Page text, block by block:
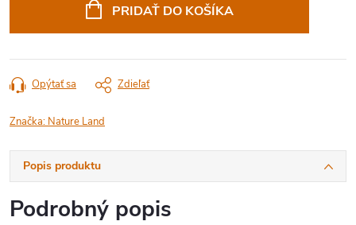
PRIDAŤ DO KOŠÍKA
Opýtať sa Zdieľať
Značka: Nature Land
Popis produktu
Podrobný popis